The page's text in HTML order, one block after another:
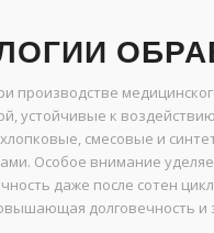
устойчивые к
смесовые и
Особое внимание
даже после сотен
долговечность